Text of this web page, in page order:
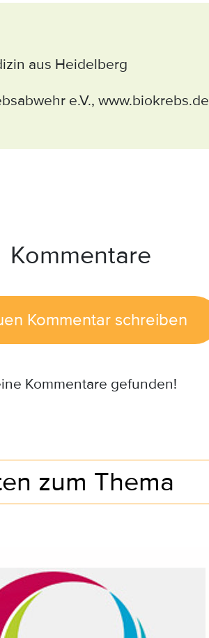
aus Heidelberg
e.V., www.biokrebs.de
Kommentare
Kommentar schreiben
Kommentare gefunden!
zum Thema